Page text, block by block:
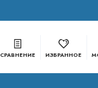
СРАВНЕНИЕ ИЗБРАННОЕ